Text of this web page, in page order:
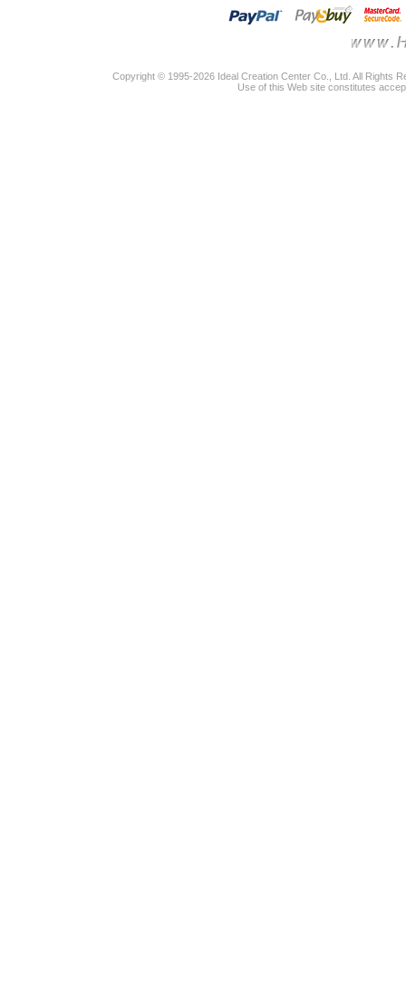
Copyright © 1995-2026 Ideal Creation Center Co., Ltd. All Rights
Use of this Web site constitutes